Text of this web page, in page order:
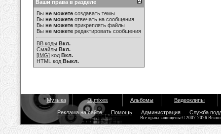
Ваши права в разделе
Вы не можете создавать темы
Вы не можете отвечать на сообщения
Вы не можете прикреплять файлы
Вы не можете редактировать сообщения
BB коды Вкл.
Смайлы Вкл.
[IMG] код Вкл.
HTML код Выкл.
Музыка Dj mixes Альбомы Видеоклипы
Реклама на сайте Помощь Администрация Служба
Все права защищены © 2007-2026